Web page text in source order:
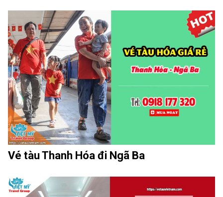
Vé tàu Thanh Hóa đi Ngã Ba